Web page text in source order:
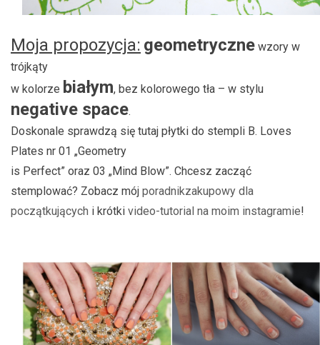
Moja propozycja: geometryczne wzory w
trójkąty
w kolorze białym, bez kolorowego tła – w stylu
negative space.
Doskonale sprawdzą się tutaj płytki do stempli B. Loves
Plates nr 01 „Geometry
is Perfect” oraz 03 „Mind Blow”. Chcesz zacząć
stemplować? Zobacz mój poradnikzakupowy dla
początkujących i krótki video-tutorial na moim instagramie!